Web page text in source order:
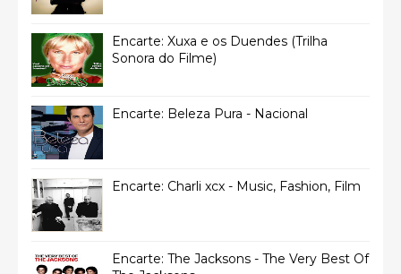
Encarte: Xuxa e os Duendes (Trilha
Sonora do Filme)
Encarte: Beleza Pura - Nacional
Encarte: Charli xcx - Music, Fashion, Film
Encarte: The Jacksons - The Very Best Of